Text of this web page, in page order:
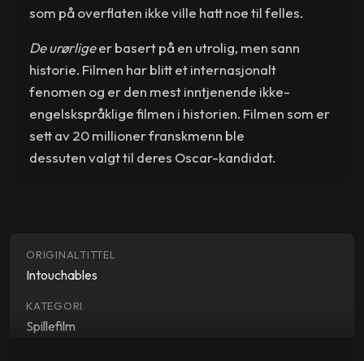
som på overflaten ikke ville hatt noe til felles.
De urørligeer basert på en utrolig, men sann
historie. Filmen har blitt et internasjonalt
fenomen og er den mest inntjenende ikke-
engelskspråklige filmen i historien. Filmen som er
sett av 20 millioner franskmenn ble
dessuten valgt til deres Oscar-kandidat.
ORIGINALTITTEL
Intouchables
KATEGORI
Spillefilm